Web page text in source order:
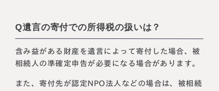
Q遺言の寄付での所得税の扱いは？
含み益がある財産を遺言によって寄付した場合、被
相続人の準確定申告が必要になる場合があります。
また、寄付先が認定NPO法人などの場合は、被相続